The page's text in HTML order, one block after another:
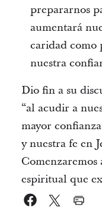
prepararnos
aumentará
caridad como
nuestra
Dio fin a su
“al acudir a
mayor
y nuestra fe en
espiritual que